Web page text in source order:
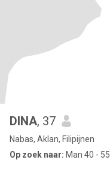
DINA, 37
Nabas, Aklan, Filipijnen
Op zoek naar: Man 40 - 55